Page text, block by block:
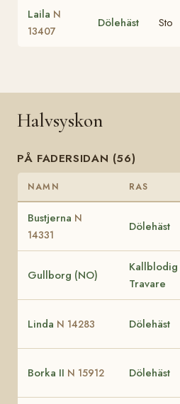
Laila N
13407
Dölehäst Sto
Halvsyskon
PÅ FADERSIDAN (56)
NAMN RAS
Bustjerna N
14331
Dölehäst
Gullborg (NO)
Kallblodig
Travare
Linda N 14283 Dölehäst
Borka II N 15912 Dölehäst